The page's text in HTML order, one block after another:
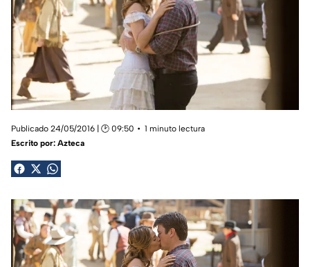
Publicado 24/05/2016 | 🕑 09:50
1 minuto lectura
Escrito por: Azteca